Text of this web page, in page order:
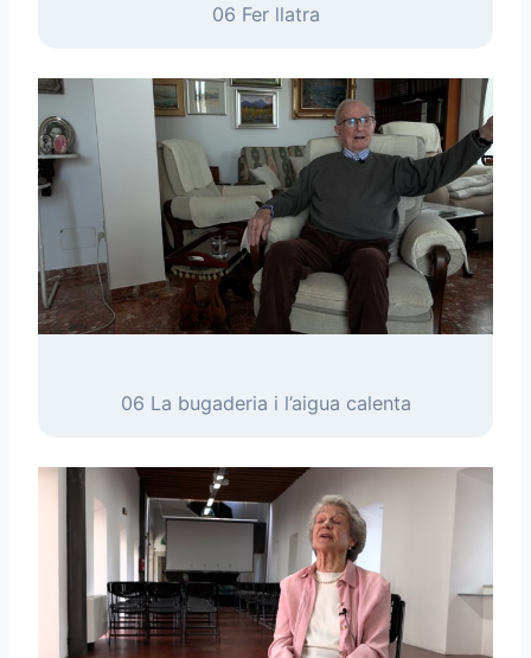
06 Fer llatra
06 La bugaderia i l’aigua calenta